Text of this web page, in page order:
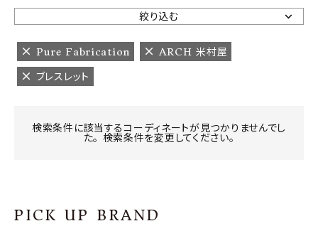
ARCH EXCLUSIVE
BRAND
CATEGORY
絞り込む
Pure Fabrication
ARCH 米村屋
ブレスレット
検索条件に該当するコーディネートが見つかりませんでし
た。 検索条件を変更してください。
PICK UP BRAND